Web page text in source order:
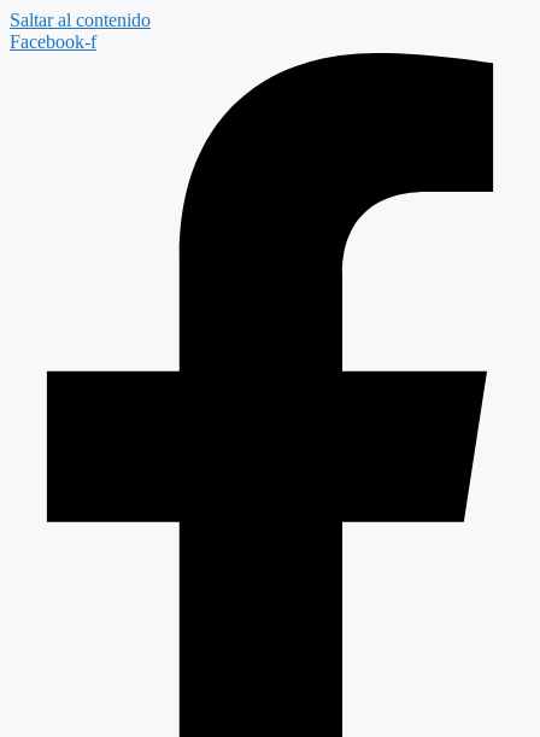
Saltar al contenido
Facebook-f